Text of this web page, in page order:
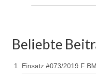
Gerätewagen
Beliebte
Einsatz #073/2019 F